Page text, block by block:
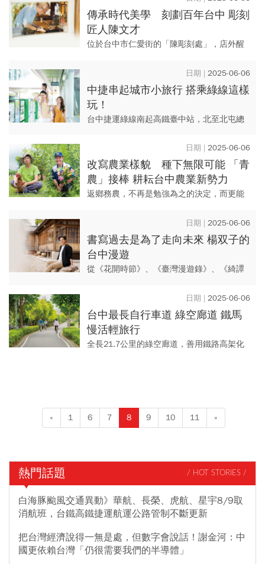
景區或隱身於山中...
傳承時代美學 刻劃百年台中 彫刻
匠人陳文才
位於台中市仁愛街的「陳彫刻處」，店外醒
屋內牆上「陳彫刻」三個大字，是第二代陳
文才的手路，而架上陳列的木...
2025-06-06
中捷串起城市小旅行 搭乘綠線這樣
玩！
台中捷運綠線南起高鐵臺中站，北至北屯總
的北屯區等站點，周邊不乏百貨商場、歷史
建築、公園綠地、美食店家等...
2025-06-06
改寫農業樣貌 種下無限可能 「青
農」接棒 耕耘台中農業新勢力
返鄉務農，不再是勉強為之的決定，而更能
年，越來越多擁有設計、機械等多元背景的
青年，看見農業的新可能，勇...
2025-06-06
書寫過去是為了走向未來 楊双子的
台中漫遊
從《花開時節》、《臺灣漫遊錄》、《綺譚
双子，以日治時期老台中為背景，細膩描繪
女性之間的情愫，為台灣文壇...
2025-06-06
台中最長自行車道 綠空廊道 鐵馬
慢活輕旅行
全長21.7公里的綠空廊道，善用鐵路高架化
« 1 6 7 8 9 10 11 »
熱門話題 / HOT STORIES /
白海豚颱風交通異動》華航、長榮、虎航、星宇8/9取
消航班，台鐵高鐵捷運航運公路管制不斷更新
把台灣經濟說得一無是處，但數字會說話！謝金河：中
國更依賴台灣「仍很需要我們的半導體」